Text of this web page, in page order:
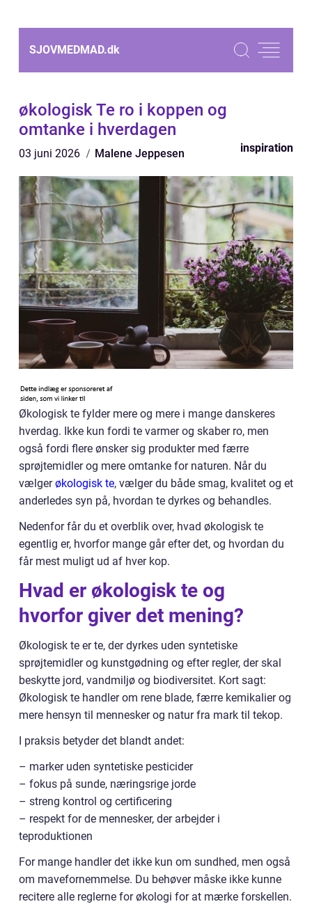
SJOVMEDMAD.dk
økologisk Te ro i koppen og
omtanke i hverdagen
03 juni 2026 Malene Jeppesen inspiration
Økologisk te fylder mere og mere i mange danskeres
hverdag. Ikke kun fordi te varmer og skaber ro, men
også fordi flere ønsker sig produkter med færre
sprøjtemidler og mere omtanke for naturen. Når du
vælgerøkologisk te, vælger du både smag, kvalitet og et
anderledes syn på, hvordan te dyrkes og behandles.
Nedenfor får du et overblik over, hvad økologisk te
egentlig er, hvorfor mange går efter det, og hvordan du
får mest muligt ud af hver kop.
Hvad er økologisk te og
hvorfor giver det mening?
Økologisk te er te, der dyrkes uden syntetiske
sprøjtemidler og kunstgødning og efter regler, der skal
beskytte jord, vandmiljø og biodiversitet. Kort sagt:
Økologisk te handler om rene blade, færre kemikalier og
mere hensyn til mennesker og natur fra mark til tekop.
I praksis betyder det blandt andet:
– marker uden syntetiske pesticider
– fokus på sunde, næringsrige jorde
– streng kontrol og certificering
– respekt for de mennesker, der arbejder i
teproduktionen
For mange handler det ikke kun om sundhed, men også
om mavefornemmelse. Du behøver måske ikke kunne
recitere alle reglerne for økologi for at mærke forskellen.